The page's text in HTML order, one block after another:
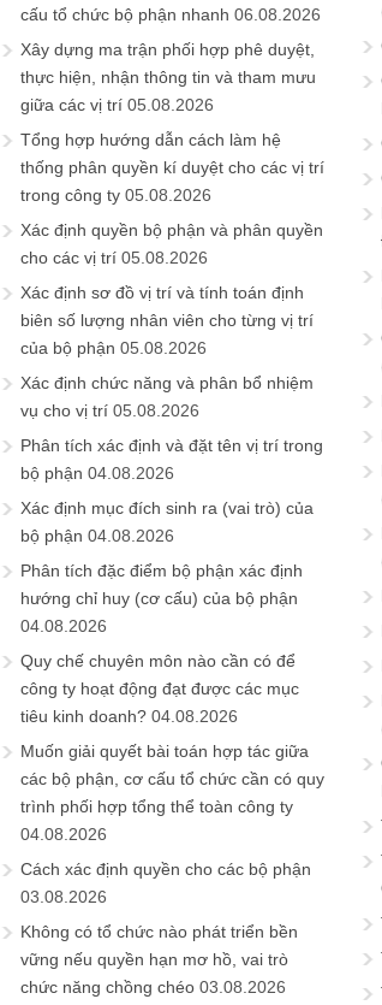
cấu tổ chức bộ phận nhanh 06.08.2026
Xây dựng ma trận phối hợp phê duyệt,
thực hiện, nhận thông tin và tham mưu
giữa các vị trí 05.08.2026
Tổng hợp hướng dẫn cách làm hệ
thống phân quyền kí duyệt cho các vị trí
trong công ty 05.08.2026
Xác định quyền bộ phận và phân quyền
cho các vị trí 05.08.2026
Xác định sơ đồ vị trí và tính toán định
biên số lượng nhân viên cho từng vị trí
của bộ phận 05.08.2026
Xác định chức năng và phân bổ nhiệm
vụ cho vị trí 05.08.2026
Phân tích xác định và đặt tên vị trí trong
bộ phận 04.08.2026
Xác định mục đích sinh ra (vai trò) của
bộ phận 04.08.2026
Phân tích đặc điểm bộ phận xác định
hướng chỉ huy (cơ cấu) của bộ phận
04.08.2026
Quy chế chuyên môn nào cần có để
công ty hoạt động đạt được các mục
tiêu kinh doanh? 04.08.2026
Muốn giải quyết bài toán hợp tác giữa
các bộ phận, cơ cấu tổ chức cần có quy
trình phối hợp tổng thể toàn công ty
04.08.2026
Cách xác định quyền cho các bộ phận
03.08.2026
Không có tổ chức nào phát triển bền
vững nếu quyền hạn mơ hồ, vai trò
chức năng chồng chéo 03.08.2026